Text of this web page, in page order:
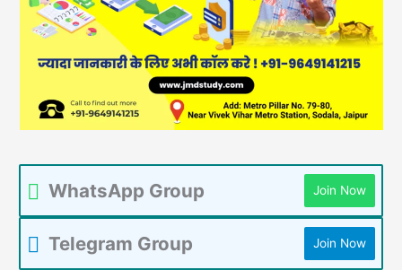
WhatsApp Group Join Now
Telegram Group Join Now